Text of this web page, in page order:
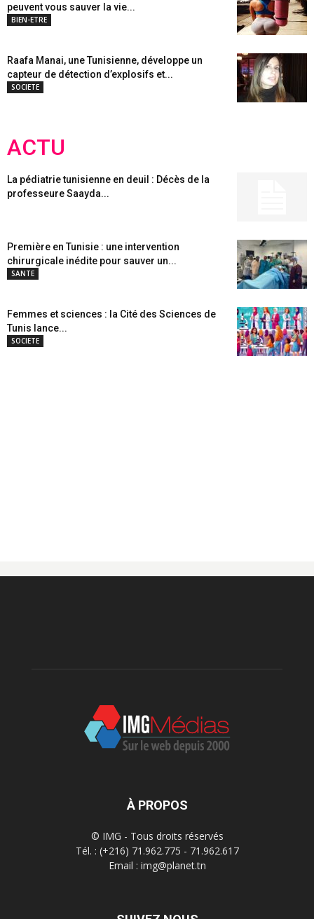
peuvent vous sauver la vie...
BIEN-ETRE
Raafa Manai, une Tunisienne, développe un
capteur de détection d’explosifs et...
SOCIETE
ACTU
La pédiatrie tunisienne en deuil : Décès de la
professeure Saayda...
Première en Tunisie : une intervention
chirurgicale inédite pour sauver un...
SANTE
Femmes et sciences : la Cité des Sciences de
Tunis lance...
SOCIETE
À PROPOS
© IMG - Tous droits réservés
Tél. : (+216) 71.962.775 - 71.962.617
Email : img@planet.tn